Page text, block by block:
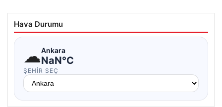
Hava Durumu
☁Ankara
NaN°C
ŞEHIR SEÇ